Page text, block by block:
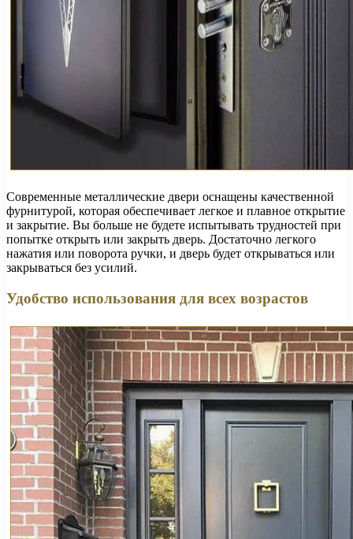
Современные металлические двери оснащены качественной
фурнитурой, которая обеспечивает легкое и плавное открытие
и закрытие. Вы больше не будете испытывать трудностей при
попытке открыть или закрыть дверь. Достаточно легкого
нажатия или поворота ручки, и дверь будет открываться или
закрываться без усилий.
Удобство использования для всех возрастов